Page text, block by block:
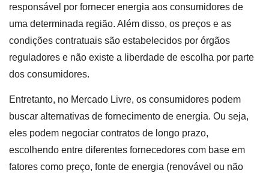
responsável por fornecer energia aos consumidores de
uma determinada região. Além disso, os preços e as
condições contratuais são estabelecidos por órgãos
reguladores e não existe a liberdade de escolha por parte
dos consumidores.
Entretanto, no Mercado Livre, os consumidores podem
buscar alternativas de fornecimento de energia. Ou seja,
eles podem negociar contratos de longo prazo,
escolhendo entre diferentes fornecedores com base em
fatores como preço, fonte de energia (renovável ou não